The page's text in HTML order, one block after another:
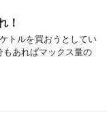
！
トルを買おうとしてい
あればマックス量の